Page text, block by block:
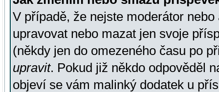
V případě, že nejste moderátor
upravovat nebo mazat jen svoje
(někdy jen do omezeného času po
upravit. Pokud již někdo odpověděl
objeví se vám malinký dodatek u